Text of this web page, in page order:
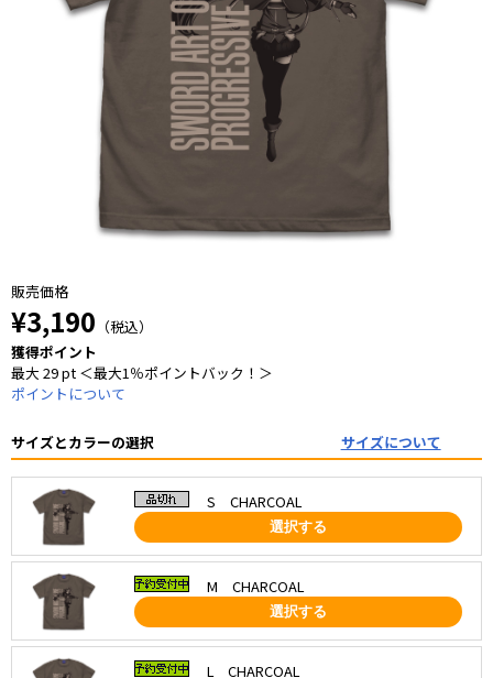
販売価格
¥3,190 （税込）
獲得ポイント
最大 29 pt ＜最大1％ポイントバック！＞
ポイントについて
サイズとカラーの選択 サイズについて
S CHARCOAL
選択する
M CHARCOAL
選択する
L CHARCOAL